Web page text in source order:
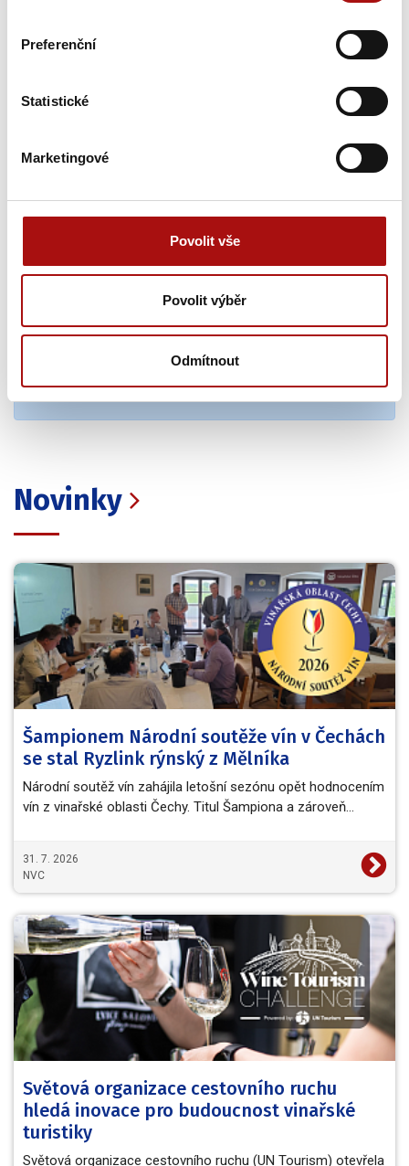
Preferenční
Statistické
Marketingové
Povolit vše
Povolit výběr
Odmítnout
Nepromeškejte naše novinky a slevové akce!
Přihlašte se k odběru novinek e-mailem.
Novinky
Šampionem Národní soutěže vín v Čechách
se stal Ryzlink rýnský z Mělníka
Národní soutěž vín zahájila letošní sezónu opět hodnocením
vín z vinařské oblasti Čechy. Titul Šampiona a zároveň…
31. 7. 2026
NVC
Světová organizace cestovního ruchu
hledá inovace pro budoucnost vinařské
turistiky
Světová organizace cestovního ruchu (UN Tourism) otevřela